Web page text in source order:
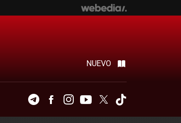
NUEVO
TelegramFacebookInstagramYoutubeTwitter